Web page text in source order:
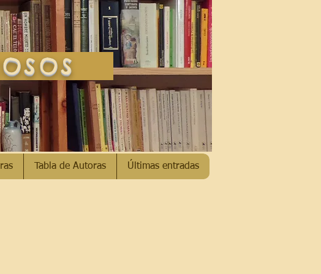
Tabla de Autoras Últimas entradas